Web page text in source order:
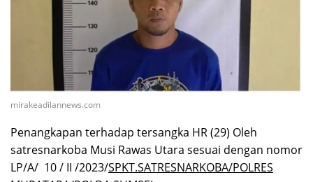
mirakeadilannews.com
Penangkapan terhadap tersangka HR (29) Oleh
satresnarkoba Musi Rawas Utara sesuai dengan nomor
LP/A/ 10 / II /2023/SPKT.SATRESNARKOBA/POLRES